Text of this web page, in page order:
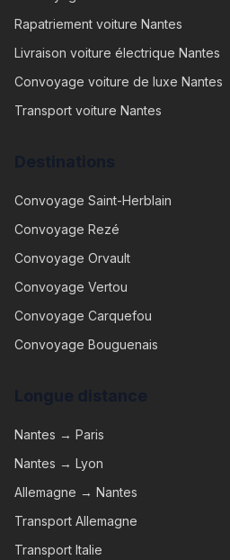
Rapatriement voiture Nantes
Livraison voiture électrique Nantes
Convoyage voiture de luxe Nantes
Transport voiture Nantes
Convoyage Saint-Herblain
Convoyage Rezé
Convoyage Orvault
Convoyage Vertou
Convoyage Carquefou
Convoyage Bouguenais
Nantes → Paris
Nantes → Lyon
Allemagne → Nantes
Transport Allemagne
Transport Italie